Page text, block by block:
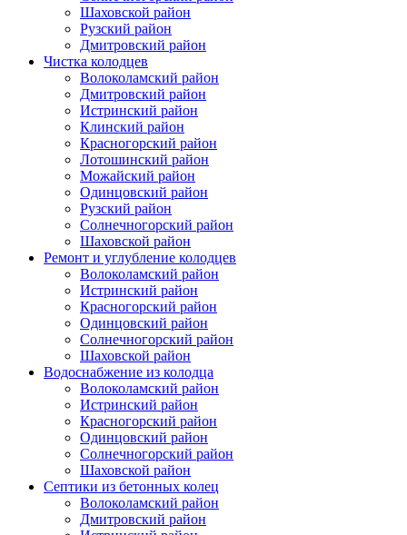
Шаховской район
Рузский район
Дмитровский район
Чистка колодцев
Волоколамский район
Дмитровский район
Истринский район
Клинский район
Красногорский район
Лотошинский район
Можайский район
Одинцовский район
Рузский район
Солнечногорский район
Шаховской район
Ремонт и углубление колодцев
Волоколамский район
Истринский район
Красногорский район
Одинцовский район
Солнечногорский район
Шаховской район
Водоснабжение из колодца
Волоколамский район
Истринский район
Красногорский район
Одинцовский район
Солнечногорский район
Шаховской район
Септики из бетонных колец
Волоколамский район
Дмитровский район